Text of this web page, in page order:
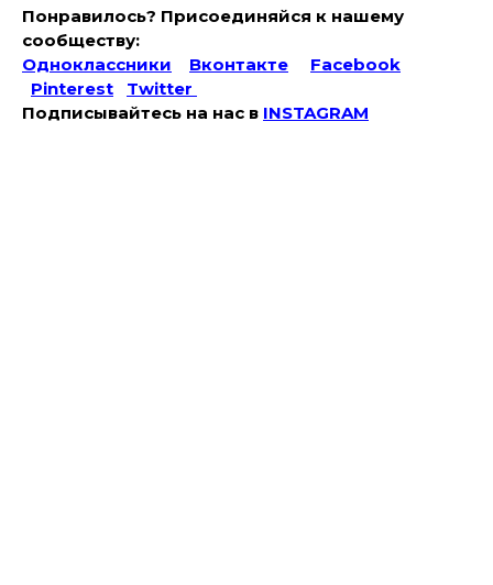
Понравилось? Присоединяйся к нашему
сообществу:
Одноклассники
Вконтакте
Facebook
Pinterest
Twitter
Подписывайтесь на наc в INSTAGRAM